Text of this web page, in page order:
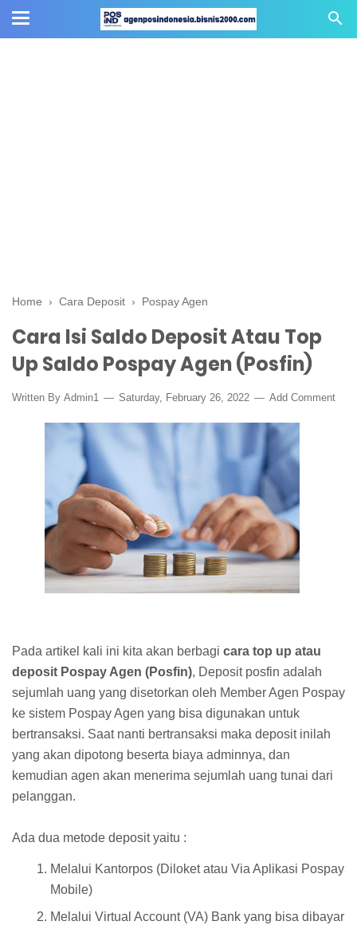
Home › Cara Deposit › Pospay Agen
Cara Isi Saldo Deposit Atau Top
Up Saldo Pospay Agen (Posfin)
Written By Admin1 Saturday, February 26, 2022 Add Comment
Pada artikel kali ini kita akan berbagi cara top up atau
deposit Pospay Agen (Posfin), Deposit posfin adalah
sejumlah uang yang disetorkan oleh Member Agen Pospay
ke sistem Pospay Agen yang bisa digunakan untuk
bertransaksi. Saat nanti bertransaksi maka deposit inilah
yang akan dipotong beserta biaya adminnya, dan
kemudian agen akan menerima sejumlah uang tunai dari
pelanggan.
Ada dua metode deposit yaitu :
Melalui Kantorpos (Diloket atau Via Aplikasi Pospay
Mobile)
Melalui Virtual Account (VA) Bank yang bisa dibayar